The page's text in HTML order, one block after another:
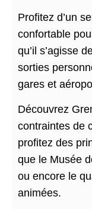
Profitez d’un
confortable
qu’il s’agisse
sorties
gares et
Découvrez
contraintes de
profitez des
que le Musée
ou encore le
animées.